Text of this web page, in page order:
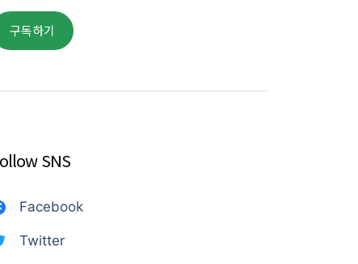
구독하기
SNS
Facebook
Twitter